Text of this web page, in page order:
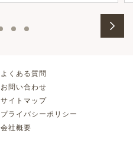
よくある質問
お問い合わせ
サイトマップ
プライバシーポリシー
会社概要